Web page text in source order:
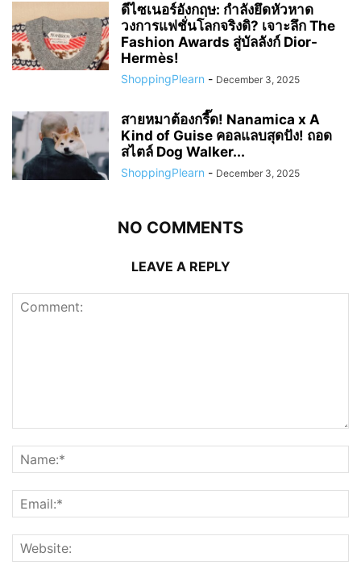
ดีไซเนอร์อังกฤษ: กำลังยึดหัวหาด
วงการแฟชั่นโลกจริงดิ? เจาะลึก The
Fashion Awards สู่บัลลังก์ Dior-
Hermès!
ShoppingPlearn - December 3, 2025
สายหมาต้องกรี๊ด! Nanamica x A
Kind of Guise คอลแลบสุดปัง! ถอด
สไตล์ Dog Walker...
ShoppingPlearn - December 3, 2025
NO COMMENTS
LEAVE A REPLY